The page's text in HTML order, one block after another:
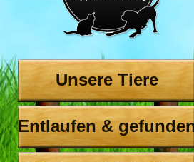
Unsere Tiere
Entlaufen &